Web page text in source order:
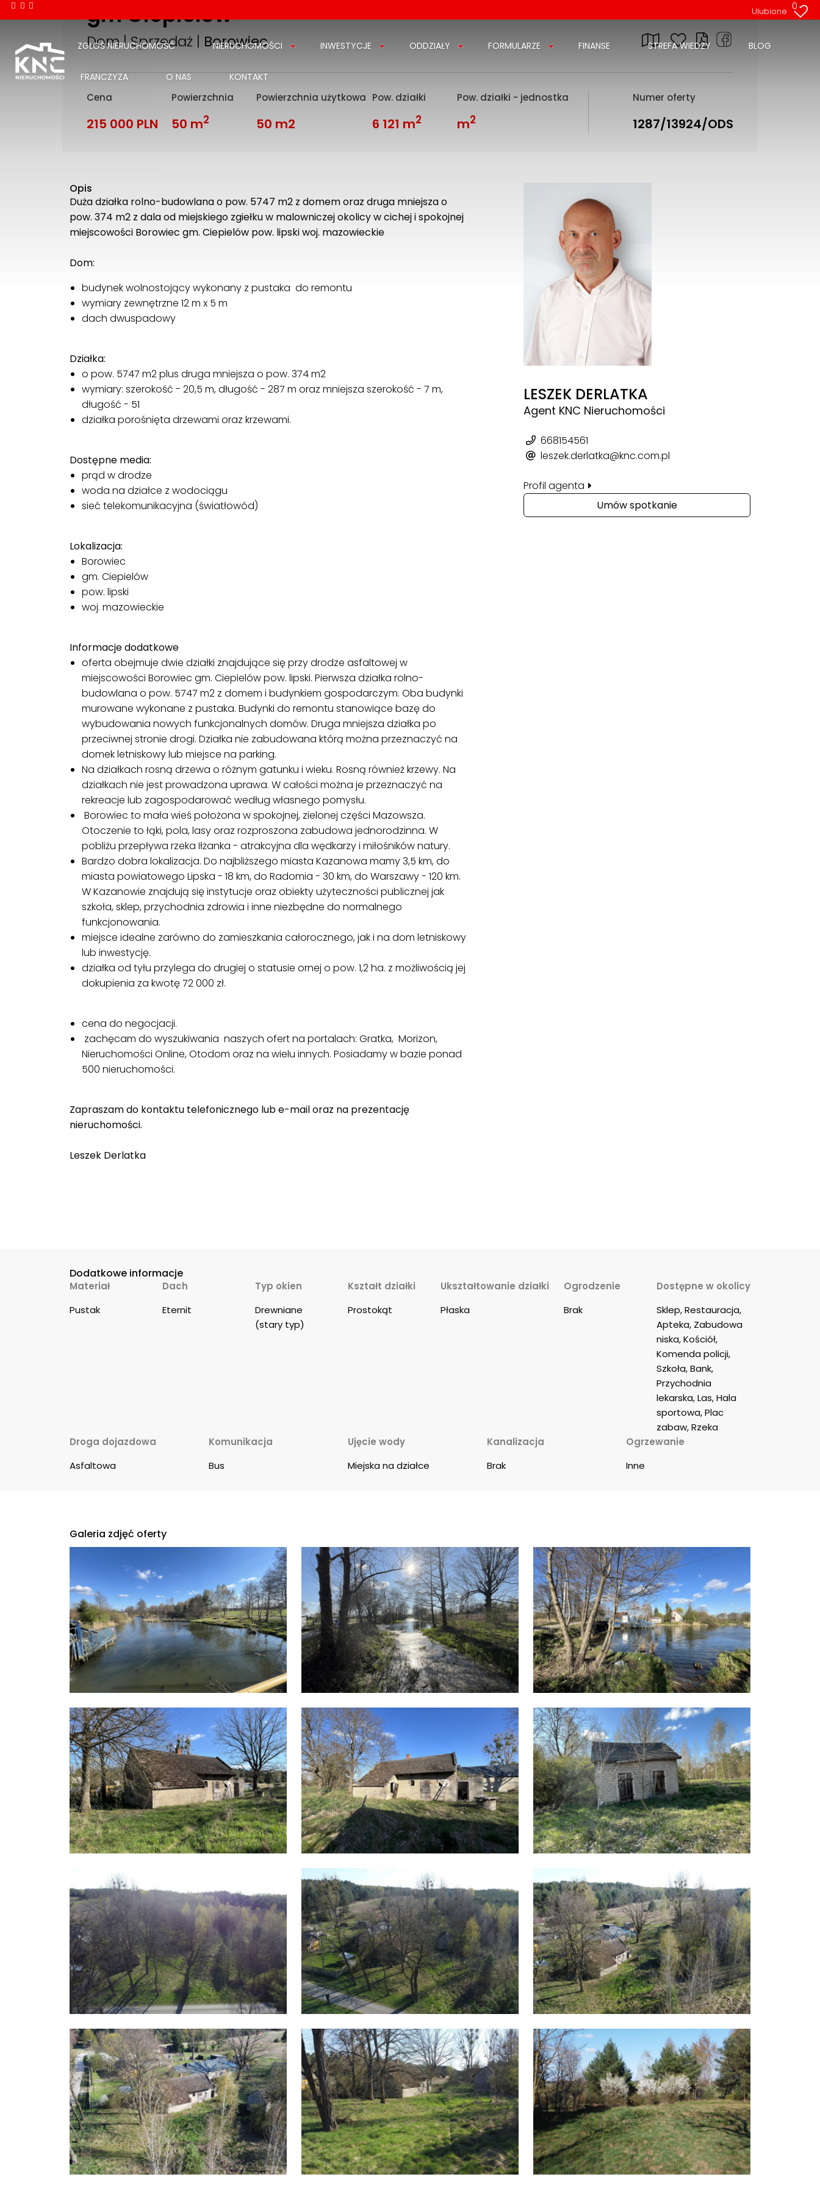
Ulubione 0
ZGŁOŚ NIERUCHOMOŚĆ NIERUCHOMOŚCI INWESTYCJE ODDZIAŁY FORMULARZE FINANSE STREFA WIEDZY BLOG
FRANCZYZA O NAS KONTAKT
gm Ciepielów
Dom | Sprzedaż | Borowiec
Cena
215 000 PLN
Powierzchnia
50 m2
Powierzchnia użytkowa
50 m2
Pow. działki
6 121 m2
Pow. działki - jednostka
m2
Numer oferty
1287/13924/ODS
Opis
Duża działka rolno-budowlana o pow. 5747 m2 z domem oraz druga mniejsza o
pow. 374 m2 z dala od miejskiego zgiełku w malowniczej okolicy w cichej i spokojnej
miejscowości Borowiec gm. Ciepielów pow. lipski woj. mazowieckie
Dom:
budynek wolnostojący wykonany z pustaka do remontu
wymiary zewnętrzne 12 m x 5 m
dach dwuspadowy
Działka:
o pow. 5747 m2 plus druga mniejsza o pow. 374 m2
wymiary: szerokość - 20,5 m, długość - 287 m oraz mniejsza szerokość - 7 m,
długość - 51
działka porośnięta drzewami oraz krzewami.
Dostępne media:
prąd w drodze
woda na działce z wodociągu
sieć telekomunikacyjna (światłowód)
Lokalizacja:
Borowiec
gm. Ciepielów
pow. lipski
woj. mazowieckie
Informacje dodatkowe
oferta obejmuje dwie działki znajdujące się przy drodze asfaltowej w
miejscowości Borowiec gm. Ciepielów pow. lipski. Pierwsza działka rolno-
budowlana o pow. 5747 m2 z domem i budynkiem gospodarczym. Oba budynki
murowane wykonane z pustaka. Budynki do remontu stanowiące bazę do
wybudowania nowych funkcjonalnych domów. Druga mniejsza działka po
przeciwnej stronie drogi. Działka nie zabudowana którą można przeznaczyć na
domek letniskowy lub miejsce na parking.
Na działkach rosną drzewa o różnym gatunku i wieku. Rosną również krzewy. Na
działkach nie jest prowadzona uprawa. W całości można je przeznaczyć na
rekreacje lub zagospodarować według własnego pomysłu.
Borowiec to mała wieś położona w spokojnej, zielonej części Mazowsza.
Otoczenie to łąki, pola, lasy oraz rozproszona zabudowa jednorodzinna. W
pobliżu przepływa rzeka Iłżanka - atrakcyjna dla wędkarzy i miłośników natury.
Bardzo dobra lokalizacja. Do najbliższego miasta Kazanowa mamy 3,5 km, do
miasta powiatowego Lipska - 18 km, do Radomia - 30 km, do Warszawy - 120 km.
W Kazanowie znajdują się instytucje oraz obiekty użyteczności publicznej jak
szkoła, sklep, przychodnia zdrowia i inne niezbędne do normalnego
funkcjonowania.
miejsce idealne zarówno do zamieszkania całorocznego, jak i na dom letniskowy
lub inwestycję.
działka od tyłu przylega do drugiej o statusie ornej o pow. 1,2 ha. z możliwością jej
dokupienia za kwotę 72 000 zł.
cena do negocjacji.
zachęcam do wyszukiwania naszych ofert na portalach: Gratka, Morizon,
Nieruchomości Online, Otodom oraz na wielu innych. Posiadamy w bazie ponad
500 nieruchomości.
Zapraszam do kontaktu telefonicznego lub e-mail oraz na prezentację
nieruchomości.
Leszek Derlatka
LESZEK DERLATKA
Agent KNC Nieruchomości
668154561
leszek.derlatka@knc.com.pl
Profil agenta
Umów spotkanie
Dodatkowe informacje
Materiał
Pustak
Dach
Eternit
Typ okien
Drewniane
(stary typ)
Kształt działki
Prostokąt
Ukształtowanie działki
Płaska
Ogrodzenie
Brak
Dostępne w okolicy
Sklep, Restauracja,
Apteka, Zabudowa
niska, Kościół,
Komenda policji,
Szkoła, Bank,
Przychodnia
lekarska, Las, Hala
sportowa, Plac
zabaw, Rzeka
Droga dojazdowa
Asfaltowa
Komunikacja
Bus
Ujęcie wody
Miejska na działce
Kanalizacja
Brak
Ogrzewanie
Inne
Galeria zdjęć oferty